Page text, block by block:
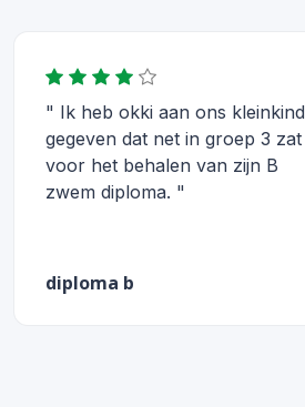
" Ik heb okki aan ons kleinkind
gegeven dat net in groep 3 zat
voor het behalen van zijn B
zwem diploma. "
diploma b